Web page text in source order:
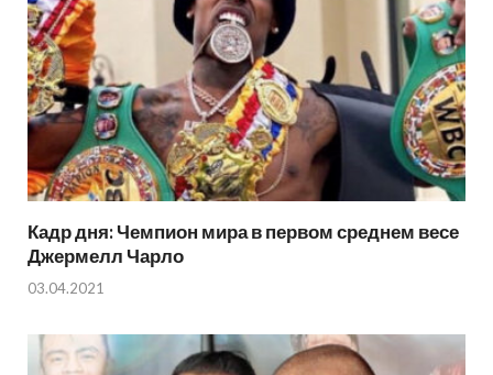
Кадр дня: Чемпион мира в первом среднем весе
Джермелл Чарло
03.04.2021